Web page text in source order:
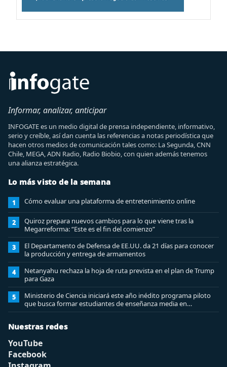
Informar, analizar, anticipar
INFOGATE es un medio digital de prensa independiente, informativo,
serio y creíble, así dan cuenta las referencias a notas periodística que
hacen otros medios de comunicación tales como: La Segunda, CNN
Chile, MEGA, ADN Radio, Radio Biobio, con quien además tenemos
una alianza estratégica.
Lo más visto de la semana
1 Cómo evaluar una plataforma de entretenimiento online
2
Quiroz prepara nuevos cambios para lo que viene tras la
Megarreforma: “Este es el fin del comienzo”
3
El Departamento de Defensa de EE.UU. da 21 días para conocer
la producción y entrega de armamentos
4
Netanyahu rechaza la hoja de ruta prevista en el plan de Trump
para Gaza
5
Ministerio de Ciencia iniciará este año inédito programa piloto
que busca formar estudiantes de enseñanza media en
ciberseguridad
Nuestras redes
YouTube
Facebook